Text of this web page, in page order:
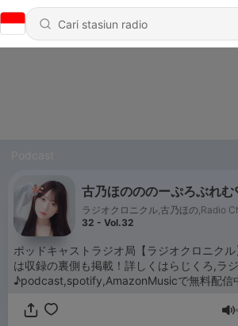
古乃ほのののーぷろぶれ
ラジオクロニクル,古乃ほの,Radio
32 - Vol.32
ポッドキャストラジオ局【ラジオクロニク
は収録の裏側も掲載！詳しくはらじくろ,ラ
♪podcast,spotify,AmazonMusicで無料配信